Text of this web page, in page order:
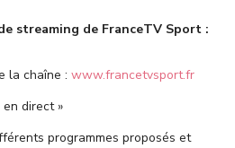
streaming de FranceTV Sport :
la chaîne : www.francetvsport.fr
en direct »
programmes proposés et